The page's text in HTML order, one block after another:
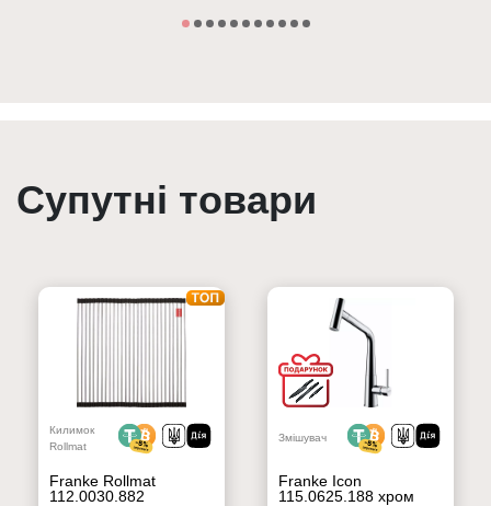
Супутні товари
Килимок
Rollmat
Franke Rollmat
112.0030.882
Змішувач
Franke Icon
115.0625.188 хром